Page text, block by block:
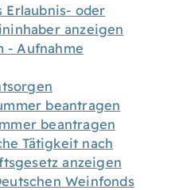
Erlaubnis- oder
anzeigen
- Aufnahme
beantragen
beantragen
Tätigkeit nach
anzeigen
Weinfonds